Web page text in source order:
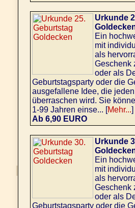
Urkunde
Ein
mit
als
Geschenk
oder als
Geburtstagsparty oder die
ausgefallene Idee, die
überraschen wird. Sie
1-99 Jahren einse... [Mehr...]
Ab 6,90 EURO
Urkunde
Ein
mit
als
Geschenk
oder als
Geburtstagsparty oder die